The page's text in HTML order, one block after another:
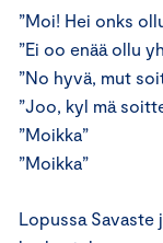
”Moi! Hei onks
”Ei oo enää ollu
”No hyvä, mut
”Joo, kyl mä
”Moikka”
”Moikka”
Lopussa Savaste